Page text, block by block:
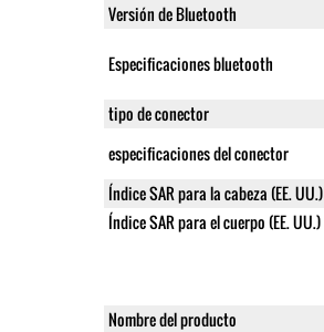
Versión de Bluetooth
Especificaciones bluetooth
tipo de conector
especificaciones del conector
Índice SAR para la cabeza (EE. UU.)
Índice SAR para el cuerpo (EE. UU.)
Nombre del producto